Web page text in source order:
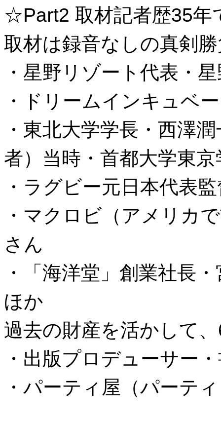
☆Part2 取材記者歴35年
取材は録音なしの真剣
・星野リゾート代表・
・ドリームインキュベ
・東北大学学長・西澤
者）当時・首都大学東京
・ラグビー元日本代表
・マクロビ（アメリカ
さん
・「海洋堂」創業社長
ほか
過去の財産を活かして
・出版プロデューサー
・パーティ屋（パーテ